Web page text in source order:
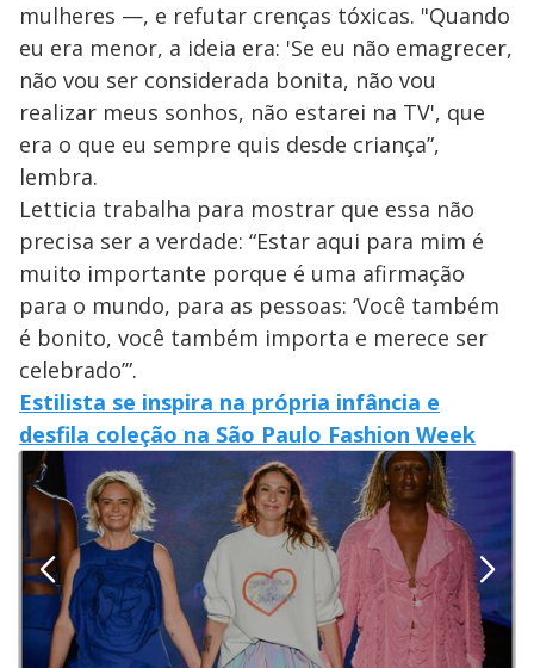
mulheres —, e refutar crenças tóxicas. "Quando
eu era menor, a ideia era: 'Se eu não emagrecer,
não vou ser considerada bonita, não vou
realizar meus sonhos, não estarei na TV', que
era o que eu sempre quis desde criança”,
lembra.
Letticia trabalha para mostrar que essa não
precisa ser a verdade: “Estar aqui para mim é
muito importante porque é uma afirmação
para o mundo, para as pessoas: ‘Você também
é bonito, você também importa e merece ser
celebrado’”.
Estilista se inspira na própria infância e
desfila coleção na São Paulo Fashion Week